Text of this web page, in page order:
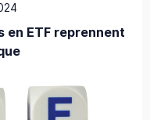
en ETF reprennent